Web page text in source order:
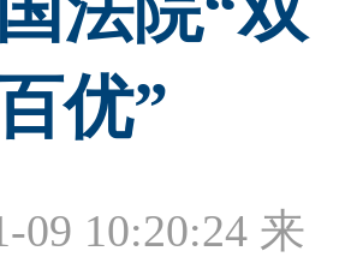
优”
09 10:20:24 来